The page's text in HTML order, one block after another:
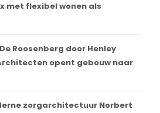
met flexibel wonen als
Roosenberg door Henley
opent gebouw naar
zorgarchitectuur Norbert